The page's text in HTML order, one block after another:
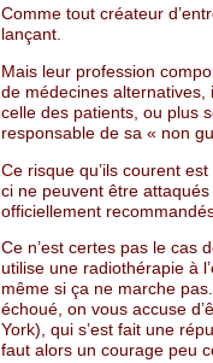
Comme tout créateur
lançant.
Mais leur profession
de médecines alternatives,
celle des patients, ou plus
responsable de sa « non
Ce risque qu’ils courent
ci ne peuvent être
officiellement
Ce n’est certes pas le cas
utilise une radiothérapie à
même si ça ne marche
échoué, on vous accuse
York), qui s’est fait une
faut alors un courage peu